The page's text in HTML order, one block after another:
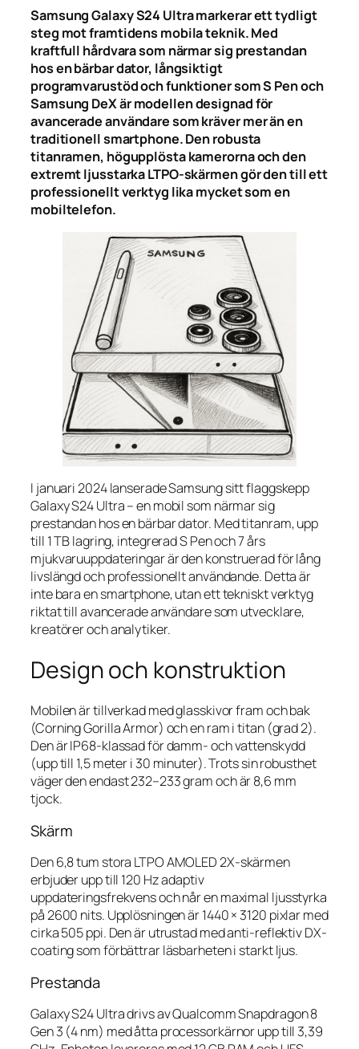
Samsung Galaxy S24 Ultra markerar ett tydligt
steg mot framtidens mobila teknik. Med
kraftfull hårdvara som närmar sig prestandan
hos en bärbar dator, långsiktigt
programvarustöd och funktioner som S Pen och
Samsung DeX är modellen designad för
avancerade användare som kräver mer än en
traditionell smartphone. Den robusta
titanramen, högupplösta kamerorna och den
extremt ljusstarka LTPO-skärmen gör den till ett
professionellt verktyg lika mycket som en
mobiltelefon.
I januari 2024 lanserade Samsung sitt flaggskepp
Galaxy S24 Ultra – en mobil som närmar sig
prestandan hos en bärbar dator. Med titanram, upp
till 1 TB lagring, integrerad S Pen och 7 års
mjukvaruuppdateringar är den konstruerad för lång
livslängd och professionellt användande. Detta är
inte bara en smartphone, utan ett tekniskt verktyg
riktat till avancerade användare som utvecklare,
kreatörer och analytiker.
Design och konstruktion
Mobilen är tillverkad med glasskivor fram och bak
(Corning Gorilla Armor) och en ram i titan (grad 2).
Den är IP68-klassad för damm- och vattenskydd
(upp till 1,5 meter i 30 minuter). Trots sin robusthet
väger den endast 232–233 gram och är 8,6 mm
tjock.
Skärm
Den 6,8 tum stora LTPO AMOLED 2X-skärmen
erbjuder upp till 120 Hz adaptiv
uppdateringsfrekvens och når en maximal ljusstyrka
på 2600 nits. Upplösningen är 1440 × 3120 pixlar med
cirka 505 ppi. Den är utrustad med anti-reflektiv DX-
coating som förbättrar läsbarheten i starkt ljus.
Prestanda
Galaxy S24 Ultra drivs av Qualcomm Snapdragon 8
Gen 3 (4 nm) med åtta processorkärnor upp till 3,39